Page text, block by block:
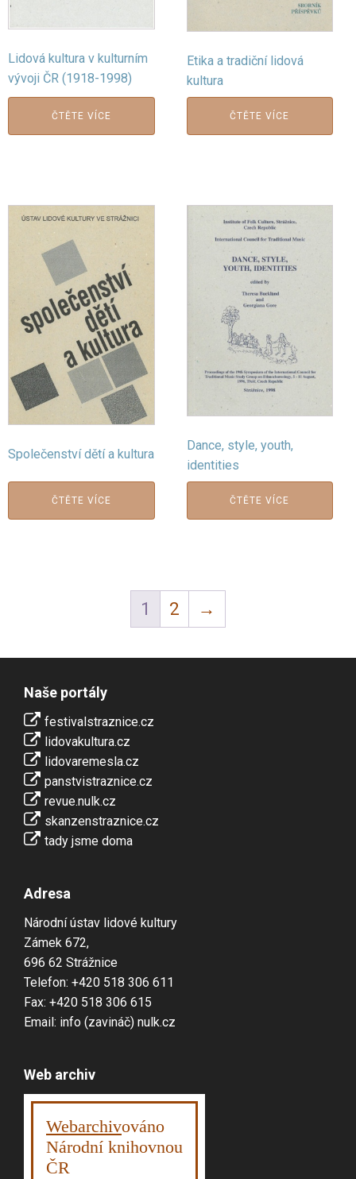
Lidová kultura v kulturním
vývoji ČR (1918-1998)
ČTĚTE VÍCE
Etika a tradiční lidová
kultura
ČTĚTE VÍCE
Společenství dětí a kultura
ČTĚTE VÍCE
Dance, style, youth,
identities
ČTĚTE VÍCE
1 2 →
Naše portály
festivalstraznice.cz
lidovakultura.cz
lidovaremesla.cz
panstvistraznice.cz
revue.nulk.cz
skanzenstraznice.cz
tady jsme doma
Adresa
Národní ústav lidové kultury
Zámek 672,
696 62 Strážnice
Telefon: +420 518 306 611
Fax: +420 518 306 615
Email: info (zavináč) nulk.cz
Web archiv
Webarchivováno
Národní knihovnou
ČR